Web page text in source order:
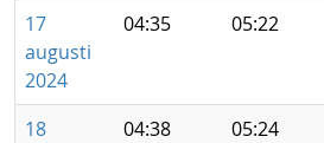
17
augusti
2024
04:35 05:22
18
04:38 05:24